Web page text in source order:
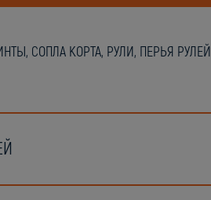
СОПЛА КОРТА, РУЛИ, ПЕРЬЯ РУЛЕЙ